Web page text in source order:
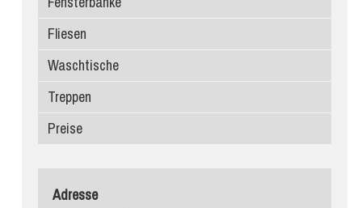
Fliesen
Waschtische
Treppen
Preise
Adresse